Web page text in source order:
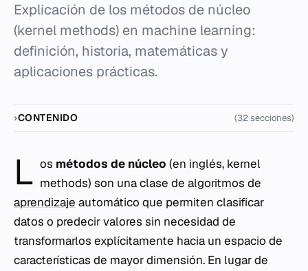
Explicación de los métodos de núcleo
(kernel methods) en machine learning:
definición, historia, matemáticas y
aplicaciones prácticas.
CONTENIDO (32 secciones)
L os métodos de núcleo (en inglés, kernel
methods) son una clase de algoritmos de
aprendizaje automático que permiten clasificar
datos o predecir valores sin necesidad de
transformarlos explícitamente hacia un espacio de
características de mayor dimensión. En lugar de